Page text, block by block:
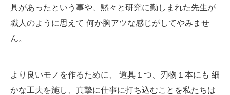
具があったという事や、黙々と研究に勤しまれた先生が
職人のように思えて 何か胸アツな感じがしてやみませ
ん。
より良いモノを作るために、 道具１つ、刃物１本にも 細
かな工夫を施し、真摯に仕事に打ち込むことを私たちは